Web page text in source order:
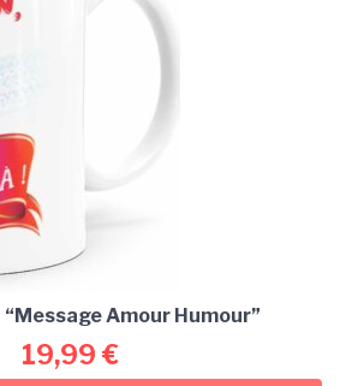
Amour Humour”
19,99 €